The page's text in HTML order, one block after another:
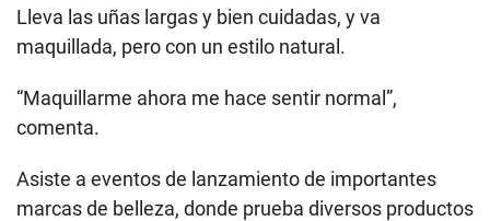
Lleva las uñas largas y bien cuidadas, y va
maquillada, pero con un estilo natural.
“Maquillarme ahora me hace sentir normal”,
comenta.
Asiste a eventos de lanzamiento de importantes
marcas de belleza, donde prueba diversos productos